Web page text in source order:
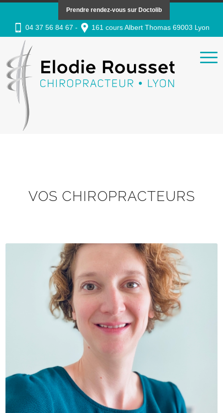
Prendre rendez-vous sur Doctolib
04 37 56 84 67 - 161 cours Albert Thomas 69003 Lyon
VOS CHIROPRACTEURS